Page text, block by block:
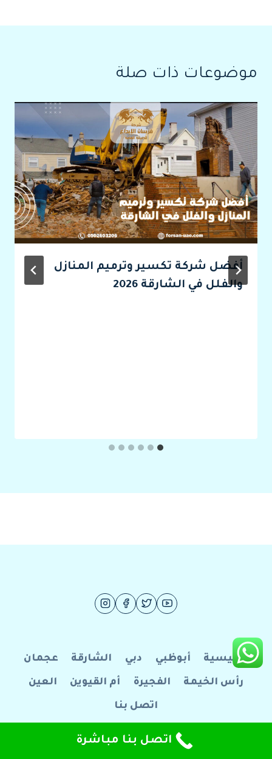
موضوعات ذات صلة
أفضل شركة تكسير وترميم المنازل
والفلل في الشارقة 2026
الرئيسية أبوظبي دبي الشارقة عجمان
رأس الخيمة الفجيرة أم القيوين العين
اتصل بنا
© 2026 فرسان الإبداع للصيانة العامة
اتصل بنا مباشرة